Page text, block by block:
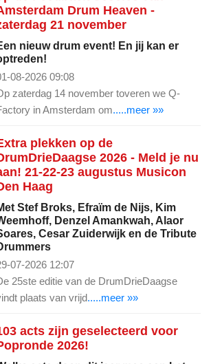
Drum Heaven -
21 november
nieuw drum event! En jij kan er
08-2026 09:08
zaterdag 14 november toveren we Q-
in Amsterdam om.....meer »»
plekken op de
2026 - Meld je nu
21-22-23 augustus Musicon
Haag
Stef Broks, Efraïm de Nijs, Kim
Denzel Amankwah, Alaor
Cesar Zuiderwijk en de Tribute
07-2026 12:07
25ste editie van de DrumDrieDaagse
plaats van vrijd.....meer »»
acts zijn geselecteerd voor
2026!